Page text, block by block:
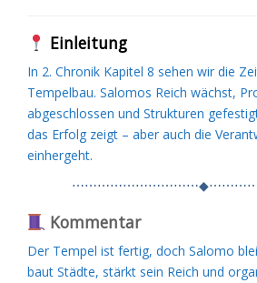
Einleitung
In 2. Chronik Kapitel 8 sehen wir die
Tempelbau. Salomos Reich wächst,
abgeschlossen und Strukturen
das Erfolg zeigt – aber auch die
einhergeht.
Kommentar
Der Tempel ist fertig, doch Salomo
baut Städte, stärkt sein Reich und